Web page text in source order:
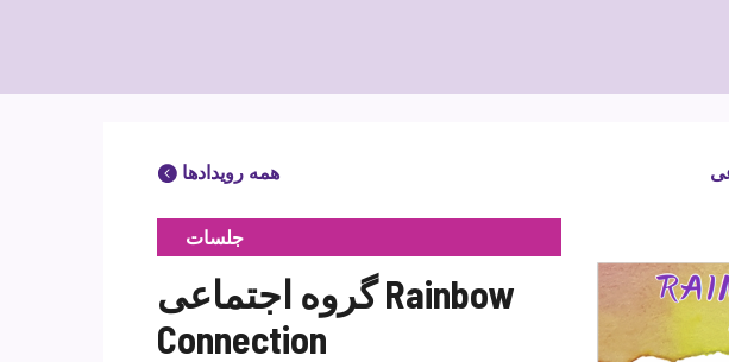
همه رویدادها
جلسات
گروه اجتماعی Rainbow
Connection